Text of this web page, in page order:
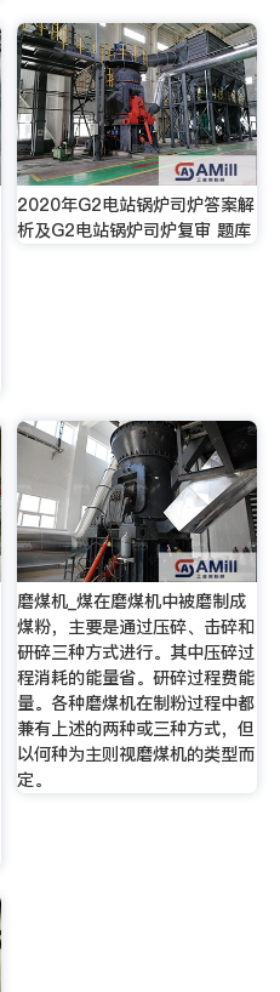
2020年G2电站锅炉司炉答案解
析及G2电站锅炉司炉复审 题库
磨煤机_煤在磨煤机中被磨制成
煤粉，主要是通过压碎、击碎和
研碎三种方式进行。其中压碎过
程消耗的能量省。研碎过程费能
量。各种磨煤机在制粉过程中都
兼有上述的两种或三种方式，但
以何种为主则视磨煤机的类型而
定。